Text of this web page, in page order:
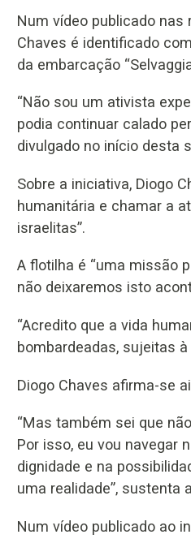
Num vídeo publicado nas
Chaves é identificado
da embarcação
“Não sou um ativista
podia continuar calado
divulgado no início desta
Sobre a iniciativa, Diogo
humanitária e chamar a
israelitas”.
A flotilha é “uma missão
não deixaremos isto
“Acredito que a vida
bombardeadas, sujeitas
Diogo Chaves afirma-se
“Mas também sei que
Por isso, eu vou navegar
dignidade e na
uma realidade”, sustenta
Num vídeo publicado ao